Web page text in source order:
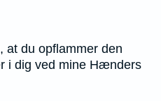
at du opflammer den
i dig ved mine Hænders